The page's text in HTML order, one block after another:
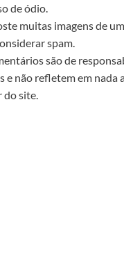
de ódio.
muitas imagens de
spam.
são de
e não refletem em nada
site.